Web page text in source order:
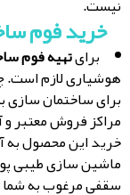
نیست.
خرید فوم
برایتهیه فوم
هوشیاری لازم است.
برای ساختمان
مراکز فروش معتبر و
خرید این محصول به
ماشین سازی طیبی
سقفی مرغوب به شما